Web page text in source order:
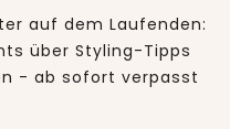
auf dem Laufenden:
über Styling-Tipps
- ab sofort verpasst